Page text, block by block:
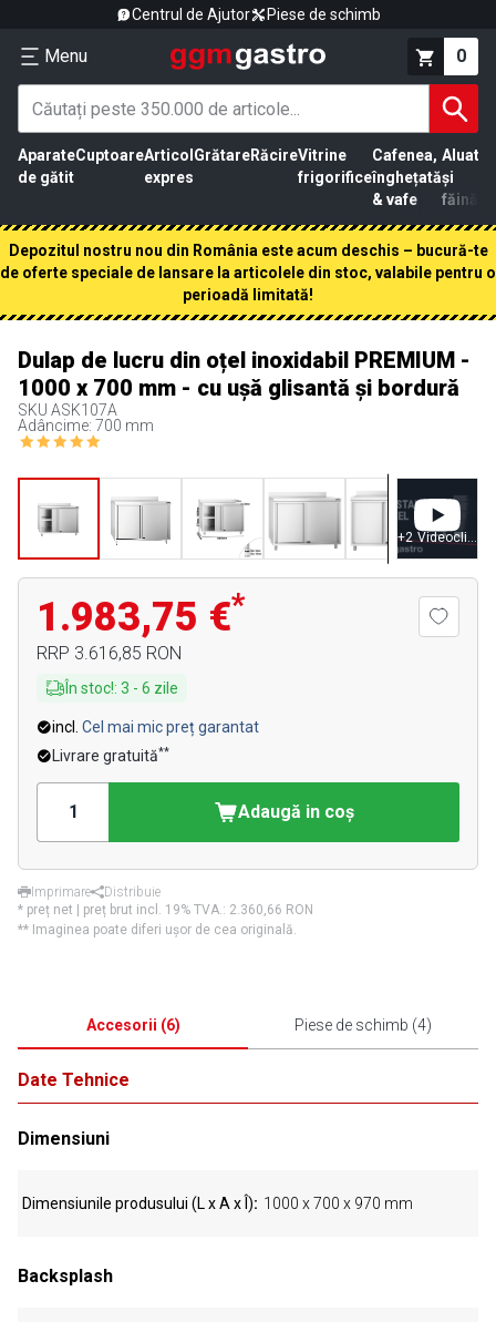
Centrul de Ajutor Piese de schimb
Menu 0
Aparate
de gătit
CuptoareArticol
expres
GrătareRăcireVitrine
frigorifice
Cafenea,
înghețată
& vafe
Aluat
și
făină
Depozitul nostru nou din România este acum deschis – bucură-te
de oferte speciale de lansare la articolele din stoc, valabile pentru o
perioadă limitată!
Dulap de lucru din oțel inoxidabil PREMIUM -
1000 x 700 mm - cu ușă glisantă și bordură
SKU ASK107A
Adâncime: 700 mm
+2 Videoclipuri
1.983,75 €*
RRP 3.616,85 RON
În stoc!: 3 - 6 zile
incl. Cel mai mic preț garantat
Livrare gratuită**
Adaugă in coş
Imprimare
Distribuie
* preț net | preț brut incl. 19% TVA.: 2.360,66 RON
** Imaginea poate diferi ușor de cea originală.
Accesorii (6) Piese de schimb (4)
Date Tehnice
Dimensiuni
Dimensiunile produsului (L x A x Î) 1000 x 700 x 970 mm
Backsplash